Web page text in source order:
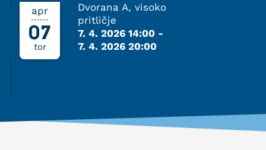
apr
07
tor
Dvorana A, visoko
pritličje
7. 4. 2026 14:00 -
7. 4. 2026 20:00